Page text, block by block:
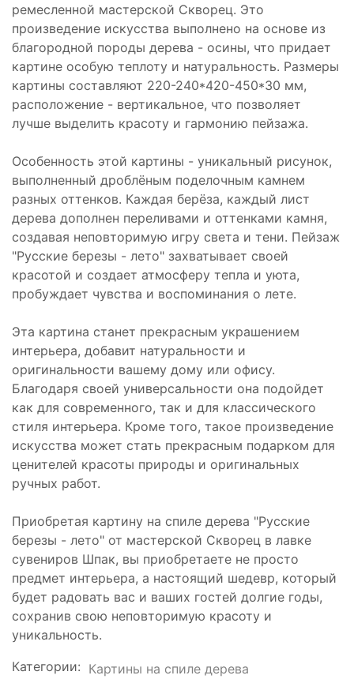
ремесленной мастерской Скворец. Это
произведение искусства выполнено на основе из
благородной породы дерева - осины, что придает
картине особую теплоту и натуральность. Размеры
картины составляют 220-240*420-450*30 мм,
расположение - вертикальное, что позволяет
лучше выделить красоту и гармонию пейзажа.
Особенность этой картины - уникальный рисунок,
выполненный дроблёным поделочным камнем
разных оттенков. Каждая берёза, каждый лист
дерева дополнен переливами и оттенками камня,
создавая неповторимую игру света и тени. Пейзаж
"Русские березы - лето" захватывает своей
красотой и создает атмосферу тепла и уюта,
пробуждает чувства и воспоминания о лете.
Эта картина станет прекрасным украшением
интерьера, добавит натуральности и
оригинальности вашему дому или офису.
Благодаря своей универсальности она подойдет
как для современного, так и для классического
стиля интерьера. Кроме того, такое произведение
искусства может стать прекрасным подарком для
ценителей красоты природы и оригинальных
ручных работ.
Приобретая картину на спиле дерева "Русские
березы - лето" от мастерской Скворец в лавке
сувениров Шпак, вы приобретаете не просто
предмет интерьера, а настоящий шедевр, который
будет радовать вас и ваших гостей долгие годы,
сохранив свою неповторимую красоту и
уникальность.
Категории: Картины на спиле дерева